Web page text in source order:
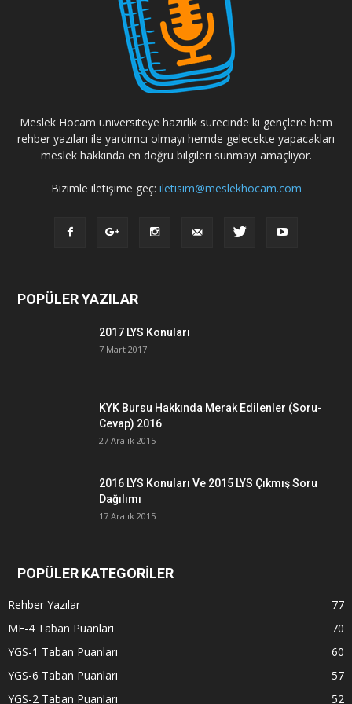
Meslek Hocam üniversiteye hazırlık sürecinde ki gençlere hem
rehber yazıları ile yardımcı olmayı hemde gelecekte yapacakları
meslek hakkında en doğru bilgileri sunmayı amaçlıyor.
Bizimle iletişime geç: iletisim@meslekhocam.com
POPÜLER YAZILAR
2017 LYS Konuları
7 Mart 2017
KYK Bursu Hakkında Merak Edilenler (Soru-
Cevap) 2016
27 Aralık 2015
2016 LYS Konuları Ve 2015 LYS Çıkmış Soru
Dağılımı
17 Aralık 2015
POPÜLER KATEGORİLER
Rehber Yazılar
77
MF-4 Taban Puanları
70
YGS-1 Taban Puanları
60
YGS-6 Taban Puanları
57
YGS-2 Taban Puanları
52